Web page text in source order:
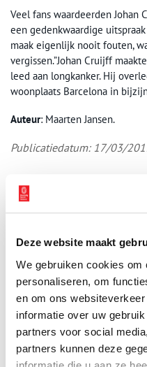
Deze website maakt
We gebruiken cookies
personaliseren, om
en om ons
informatie over uw
partners voor social
partners kunnen deze
Veel fans waardeerden
een gedenkwaardige
maak eigenlijk nooit fouten,
vergissen.”Johan Cruijff
leed aan longkanker. Hij
woonplaats Barcelona in
Auteur: Maarten Jansen.
Publicatiedatum: 17/03/
Wilt u op de hoogte blijven
laatste erfgoednieuws?
wekelijkse nieuwsbrief!
Bij inschrijving gaat u akkoord